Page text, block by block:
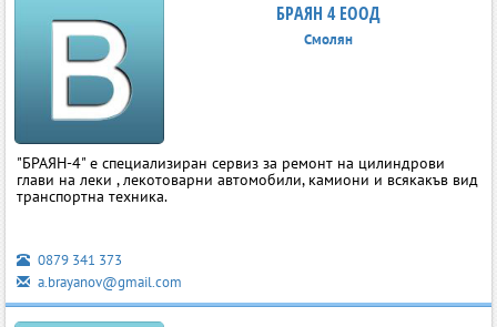
БРАЯН 4 ЕООД
Смолян
"БРАЯН-4" е специализиран сервиз за ремонт на цилиндрови
глави на леки , лекотоварни автомобили, камиони и всякакъв вид
транспортна техника.
0879 341 373
a.brayanov@gmail.com